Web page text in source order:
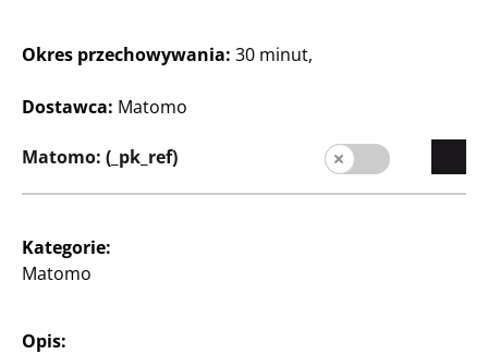
Polska / Polski
Okres przechowywania: 30 minut,
Dostawca: Matomo
Matomo: (_pk_ref)
Kategorie:
Matomo
Opis: